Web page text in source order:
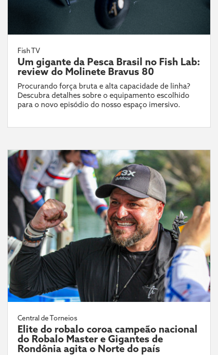
Fish TV
Um gigante da Pesca Brasil no Fish Lab:
review do Molinete Bravus 80
Procurando força bruta e alta capacidade de linha?
Descubra detalhes sobre o equipamento escolhido
para o novo episódio do nosso espaço imersivo.
Central de Torneios
Elite do robalo coroa campeão nacional
do Robalo Master e Gigantes de
Rondônia agita o Norte do país